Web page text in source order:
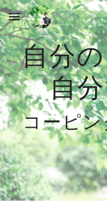
Skip to main content
自分
自
コーピ